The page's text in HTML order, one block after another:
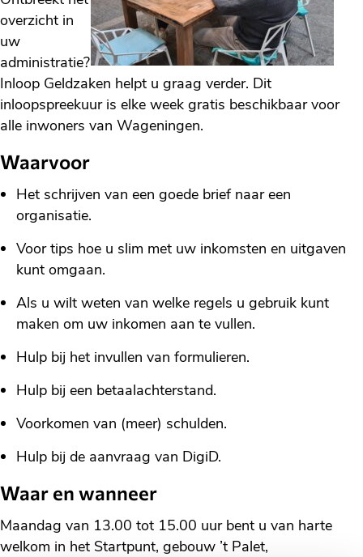
overzicht in
uw
administratie?
Inloop Geldzaken helpt u graag verder. Dit
inloopspreekuur is elke week gratis beschikbaar voor
alle inwoners van Wageningen.
Waarvoor
Het schrijven van een goede brief naar een
organisatie.
Voor tips hoe u slim met uw inkomsten en uitgaven
kunt omgaan.
Als u wilt weten van welke regels u gebruik kunt
maken om uw inkomen aan te vullen.
Hulp bij het invullen van formulieren.
Hulp bij een betaalachterstand.
Voorkomen van (meer) schulden.
Hulp bij de aanvraag van DigiD.
Waar en wanneer
Maandag van 13.00 tot 15.00 uur bent u van harte
welkom in het Startpunt, gebouw ’t Palet,